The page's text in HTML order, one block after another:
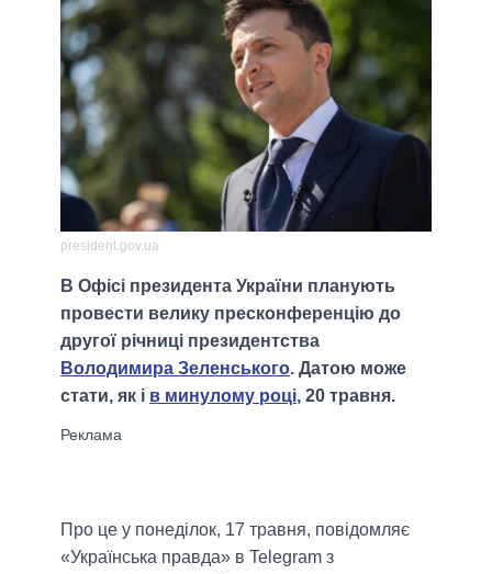
president.gov.ua
В Офісі президента України планують
провести велику пресконференцію до
другої річниці президентства
Володимира Зеленського. Датою може
стати, як і в минулому році, 20 травня.
Про це у понеділок, 17 травня, повідомляє
«Українська правда» в Telegram з